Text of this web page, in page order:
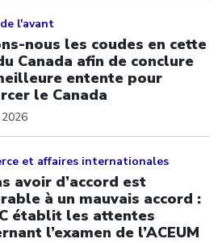
l'avant
nous les coudes en cette
Canada afin de conclure
entente pour
le Canada
et affaires internationales
avoir d’accord est
à un mauvais accord :
établit les attentes
l’examen de l’ACEUM